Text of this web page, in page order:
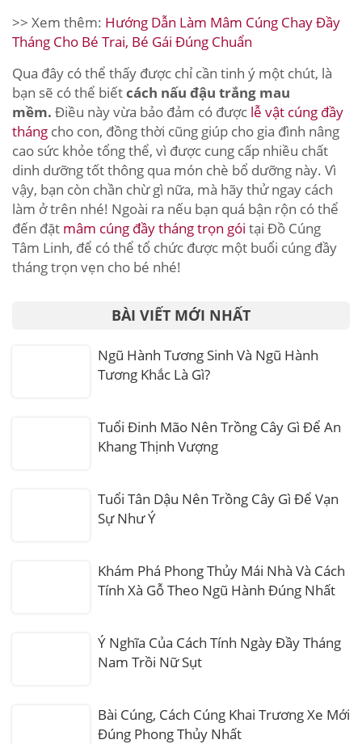
>> Xem thêm: Hướng Dẫn Làm Mâm Cúng Chay Đầy
Tháng Cho Bé Trai, Bé Gái Đúng Chuẩn
Qua đây có thể thấy được chỉ cần tinh ý một chút, là
bạn sẽ có thể biếtcách nấu đậu trắng mau
mềm. Điều này vừa bảo đảm có được lễ vật cúng đầy
tháng cho con, đồng thời cũng giúp cho gia đình nâng
cao sức khỏe tổng thể, vì được cung cấp nhiều chất
dinh dưỡng tốt thông qua món chè bổ dưỡng này. Vì
vậy, bạn còn chần chừ gì nữa, mà hãy thử ngay cách
làm ở trên nhé! Ngoài ra nếu bạn quá bận rộn có thể
đến đặt mâm cúng đầy tháng trọn gói tại Đồ Cúng
Tâm Linh, để có thể tổ chức được một buổi cúng đầy
tháng trọn vẹn cho bé nhé!
BÀI VIẾT MỚI NHẤT
Ngũ Hành Tương Sinh Và Ngũ Hành
Tương Khắc Là Gì?
Tuổi Đinh Mão Nên Trồng Cây Gì Để An
Khang Thịnh Vượng
Tuổi Tân Dậu Nên Trồng Cây Gì Để Vạn
Sự Như Ý
Khám Phá Phong Thủy Mái Nhà Và Cách
Tính Xà Gỗ Theo Ngũ Hành Đúng Nhất
Ý Nghĩa Của Cách Tính Ngày Đầy Tháng
Nam Trồi Nữ Sụt
Bài Cúng, Cách Cúng Khai Trương Xe Mới
Đúng Phong Thủy Nhất